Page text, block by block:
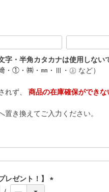
字・半角カタカナは使用しない
・①・㈱・㎜・Ⅲ・㊤ など）
れず、 商品の在庫確保ができな
き換えてご入力ください。
レゼント！】